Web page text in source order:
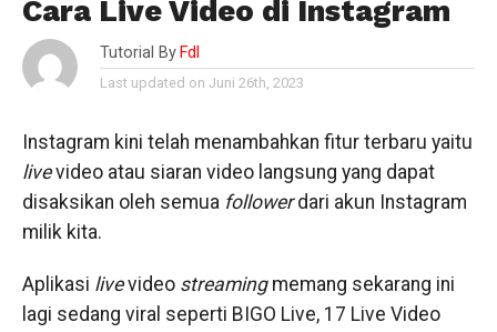
Cara Live Video di Instagram
Tutorial By Fdl
Last updated on Juni 26th, 2023
Instagram kini telah menambahkan fitur terbaru yaitu
livevideo atau siaran video langsung yang dapat
disaksikan oleh semua followerdari akun Instagram
milik kita.
Aplikasi livevideo streamingmemang sekarang ini
lagi sedang viral seperti BIGO Live, 17 Live Video